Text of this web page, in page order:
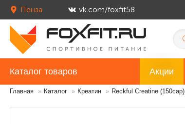
Пенза vk.com/foxfit58
Каталог товаров Акции
Главная » Каталог » Креатин » Reckful Creatine (150cap)